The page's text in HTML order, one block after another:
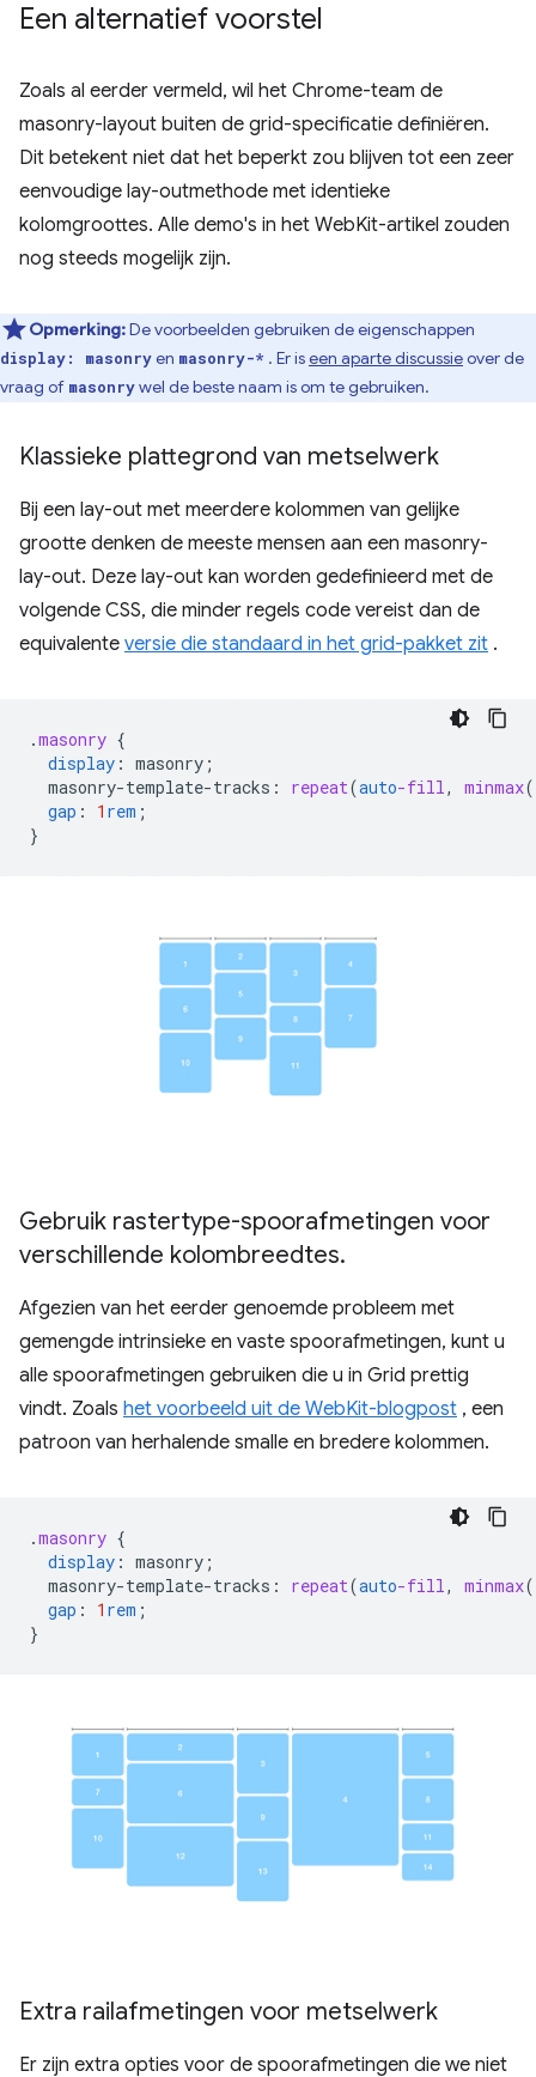
Een alternatief voorstel
Zoals al eerder vermeld, wil het Chrome-team de
masonry-layout buiten de grid-specificatie definiëren.
Dit betekent niet dat het beperkt zou blijven tot een zeer
eenvoudige lay-outmethode met identieke
kolomgroottes. Alle demo's in het WebKit-artikel zouden
nog steeds mogelijk zijn.
Opmerking:De voorbeelden gebruiken de eigenschappen
display: masonryen masonry-* . Er iseen aparte discussieover de
vraag of masonrywel de beste naam is om te gebruiken.
Klassieke plattegrond van metselwerk
Bij een lay-out met meerdere kolommen van gelijke
grootte denken de meeste mensen aan een masonry-
lay-out. Deze lay-out kan worden gedefinieerd met de
volgende CSS, die minder regels code vereist dan de
equivalente versie die standaard in het grid-pakket zit .
.masonry {
display : masonry ;
masonry-template-tracks : repeat(auto-fill, minmax(
gap : 1 rem ;
}
Gebruik rastertype-spoorafmetingen voor
verschillende kolombreedtes.
Afgezien van het eerder genoemde probleem met
gemengde intrinsieke en vaste spoorafmetingen, kunt u
alle spoorafmetingen gebruiken die u in Grid prettig
vindt. Zoals het voorbeeld uit de WebKit-blogpost , een
patroon van herhalende smalle en bredere kolommen.
.masonry {
display : masonry ;
masonry-template-tracks : repeat(auto-fill, minmax(
gap : 1 rem ;
}
Extra railafmetingen voor metselwerk
Er zijn extra opties voor de spoorafmetingen die we niet